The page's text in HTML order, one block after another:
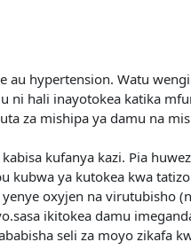
hypertension. Watu
ni hali inayotokea katika
za mishipa ya damu na
kufanya kazi. Pia
kubwa ya kutokea kwa
oxyjen na virutubisho
ikitokea damu
seli za moyo zikafa